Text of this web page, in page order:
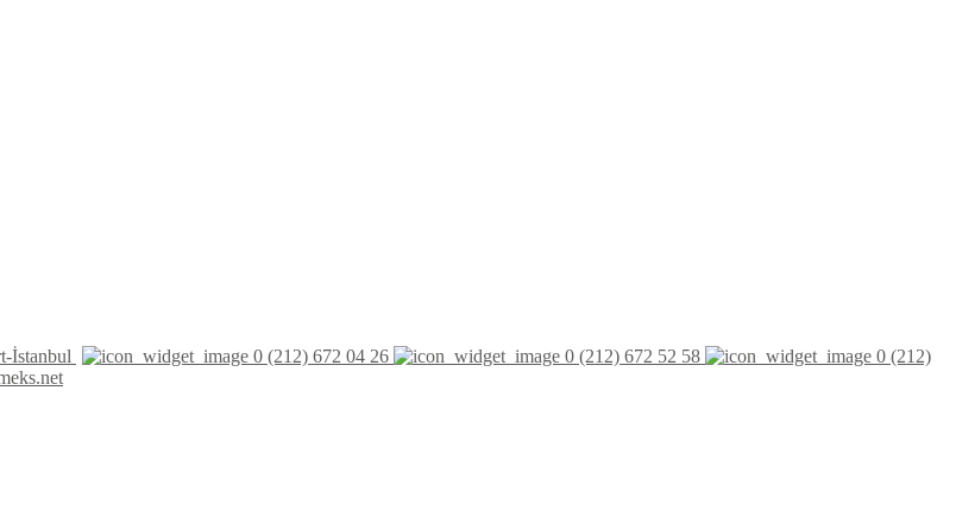
İstanbul
0 (212) 672 04 26 0 (212) 672 52 58
0 (212)